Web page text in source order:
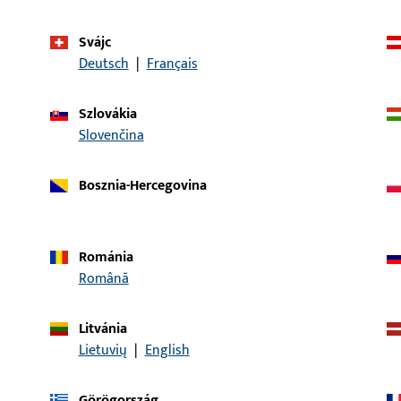
43x200x1,5-EKG
DIN LS
Svájc
Deutsch | Français
Szlovákia
Slovenčina
Bosznia-Hercegovina
Románia
Română
Litvánia
Lietuvių | English